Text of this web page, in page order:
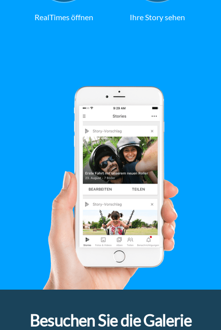
RealTimes öffnen Ihre Story sehen
Besuchen Sie die Galerie